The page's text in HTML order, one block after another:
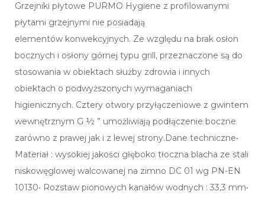
Grzejniki płytowe PURMO Hygiene z profilowanymi
płytami grzejnymi nie posiadają
elementów konwekcyjnych. Ze względu na brak osłon
bocznych i osłony górnej typu grill, przeznaczone są do
stosowania w obiektach służby zdrowia i innych
obiektach o podwyższonych wymaganiach
higienicznych. Cztery otwory przyłączeniowe z gwintem
wewnętrznym G ½ ” umożliwiają podłączenie boczne
zarówno z prawej jak i z lewej strony.Dane techniczne•
Materiał : wysokiej jakości głęboko tłoczna blacha ze stali
niskowęglowej walcowanej na zimno DC 01 wg PN-EN
10130• Rozstaw pionowych kanałów wodnych : 33,3 mm•